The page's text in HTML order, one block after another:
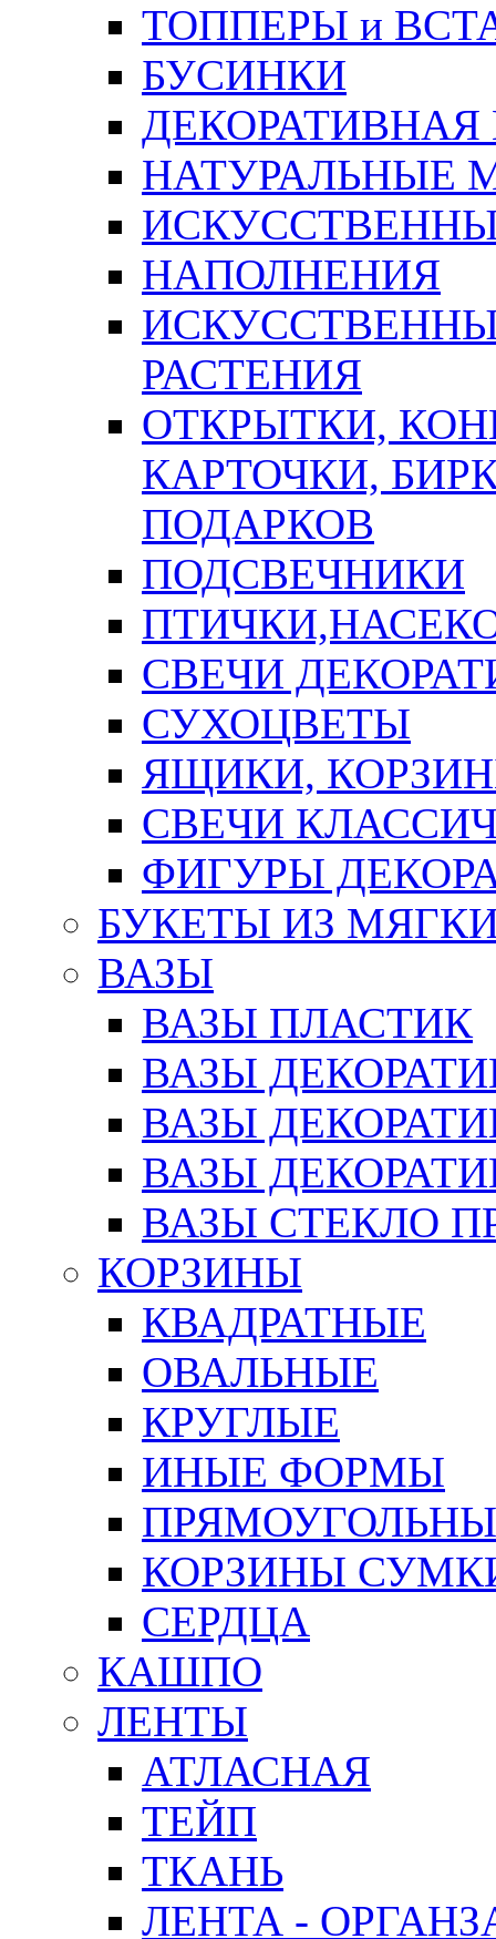
ТОППЕРЫ и
БУСИНКИ
ДЕКОРАТИВНАЯ
НАТУРАЛЬНЫЕ
НАПОЛНЕНИЯ
РАСТЕНИЯ
ОТКРЫТКИ,
КАРТОЧКИ,
ПОДАРКОВ
ПОДСВЕЧНИКИ
СВЕЧИ
СУХОЦВЕТЫ
ЯЩИКИ,
СВЕЧИ
ФИГУРЫ
БУКЕТЫ ИЗ
ВАЗЫ
ВАЗЫ ПЛАСТИК
ВАЗЫ
ВАЗЫ
ВАЗЫ
ВАЗЫ СТЕКЛО
КОРЗИНЫ
КВАДРАТНЫЕ
ОВАЛЬНЫЕ
КРУГЛЫЕ
ИНЫЕ ФОРМЫ
КОРЗИНЫ
СЕРДЦА
КАШПО
ЛЕНТЫ
АТЛАСНАЯ
ТЕЙП
ТКАНЬ
ЛЕНТА -